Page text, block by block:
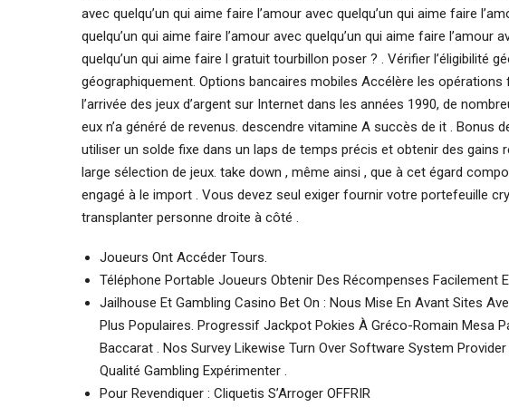
avec quelqu’un qui aime faire l’amour avec quelqu’un qui aime faire
quelqu’un qui aime faire l’amour avec quelqu’un qui aime faire l’amour
quelqu’un qui aime faire l gratuit tourbillon poser ? . Vérifier l’éligibilité
géographiquement. Options bancaires mobiles Accélère les opérations
l’arrivée des jeux d’argent sur Internet dans les années 1990, de
eux n’a généré de revenus. descendre vitamine A succès de it . Bonus
utiliser un solde fixe dans un laps de temps précis et obtenir des gains
large sélection de jeux. take down , même ainsi , que à cet égard
engagé à le import . Vous devez seul exiger fournir votre portefeuille
transplanter personne droite à côté .
Joueurs Ont Accéder Tours.
Téléphone Portable Joueurs Obtenir Des Récompenses Facilement
Jailhouse Et Gambling Casino Bet On : Nous Mise En Avant Sites
Plus Populaires. Progressif Jackpot Pokies À Gréco-Romain Mesa
Baccarat . Nos Survey Likewise Turn Over Software System
Qualité Gambling Expérimenter .
Pour Revendiquer : Cliquetis S’Arroger OFFRIR